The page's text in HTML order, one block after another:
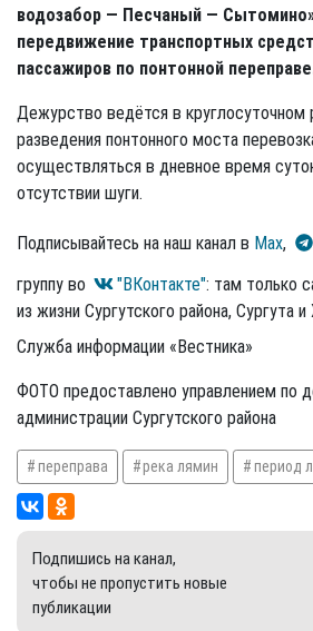
водозабор — Песчаный —
передвижение транспортных
пассажиров по понтонной
Дежурство ведётся в
разведения понтонного моста
осуществляться в дневное время
отсутствии шуги.
Подписывайтесь на наш канал в Max,
группу во
"ВКонтакте": там только
из жизни Сургутского района, Сургута
Служба информации «Вестника»
ФОТО предоставлено управлением по
администрации Сургутского района
переправа река лямин период
Подпишись на канал,
чтобы не пропустить новые
публикации